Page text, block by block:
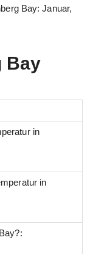
Bay: Januar,
Bay
in
in